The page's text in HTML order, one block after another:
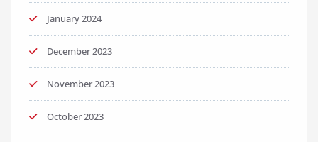
January 2024
December 2023
November 2023
October 2023